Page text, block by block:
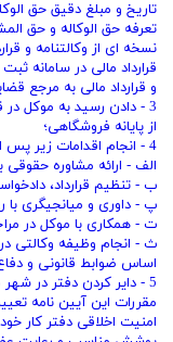
تعرفه حق ‌الوکاله و حق
نسخه ‌ای از وکالتنامه و
قرارداد مالی در سامانه
و قرارداد مالی به مرجع
3 - دادن رسید به موکل
از پایانه فروشگاهی؛
4 - انجام اقدامات زیر پس از قبول وکالت:
الف - ارائه مشاوره حقوقی
ب - تنظیم قرارداد،
پ - داوری و میانجیگری با
ت - همکاری با موکل در
ث - انجام‌ وظیفه وکالتی
اساس ضوابط قانونی و
5 - دایر کردن دفتر در
مقررات این آیین نامه
امنیت اخلاقی دفتر کار